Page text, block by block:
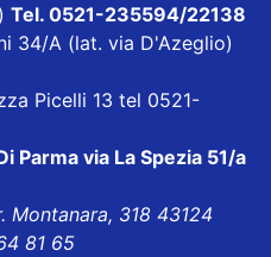
Tel. 0521-235594/22138
34/A (lat. via D'Azeglio)
Picelli 13 tel 0521-
Parma via La Spezia 51/a
Montanara, 318 43124
81 65